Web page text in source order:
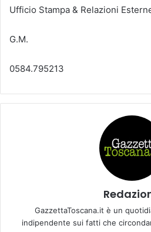
Ufficio Stampa & Relazioni
G.M.
0584.795213
GazzettaToscana.it è un
indipendente sui fatti che